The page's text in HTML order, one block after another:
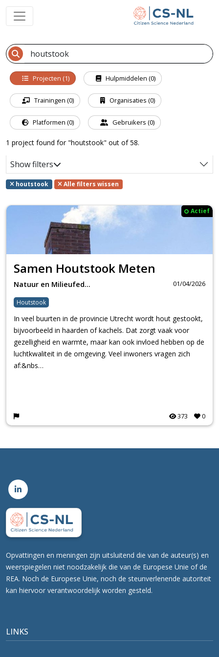
Projecten (1) Hulpmiddelen (0)
Trainingen (0) Organisaties (0)
Platformen (0) Gebruikers (0)
1 project found for "houtstook" out of 58.
Show filters
houtstook Alle filters wissen
Actief
Samen Houtstook Meten
Natuur en Milieufed… 01/04/2026
Houtstook
In veel buurten in de provincie Utrecht wordt hout gestookt,
bijvoorbeeld in haarden of kachels. Dat zorgt vaak voor
gezelligheid en warmte, maar kan ook invloed hebben op de
luchtkwaliteit in de omgeving. Veel inwoners vragen zich
af:&nbs…
373 0
Opvattingen en meningen zijn uitsluitend die van de auteur(s) en
weerspiegelen niet noodzakelijk die van de Europese Unie of de
REA. Noch de Europese Unie, noch de steunverlenende autoriteit
kan hiervoor verantwoordelijk worden gesteld.
LINKS